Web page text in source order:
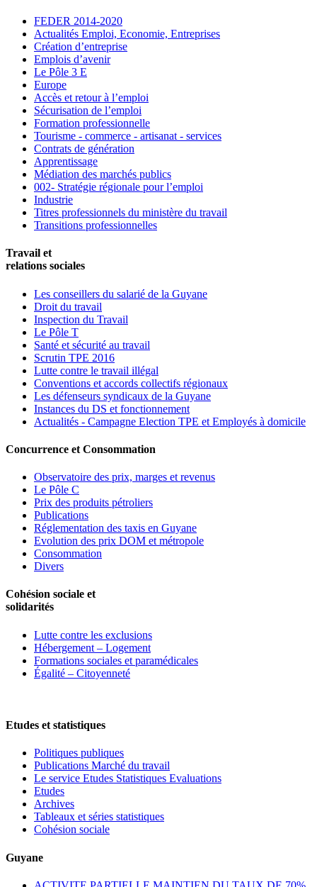
FEDER 2014-2020
Actualités Emploi, Economie, Entreprises
Création d’entreprise
Emplois d’avenir
Le Pôle 3 E
Europe
Accès et retour à l’emploi
Sécurisation de l’emploi
Formation professionnelle
Tourisme - commerce - artisanat - services
Contrats de génération
Apprentissage
Médiation des marchés publics
002- Stratégie régionale pour l’emploi
Industrie
Titres professionnels du ministère du travail
Transitions professionnelles
Travail et
relations sociales
Les conseillers du salarié de la Guyane
Droit du travail
Inspection du Travail
Le Pôle T
Santé et sécurité au travail
Scrutin TPE 2016
Lutte contre le travail illégal
Conventions et accords collectifs régionaux
Les défenseurs syndicaux de la Guyane
Instances du DS et fonctionnement
Actualités - Campagne Election TPE et Employés à domicile
Concurrence et Consommation
Observatoire des prix, marges et revenus
Le Pôle C
Prix des produits pétroliers
Publications
Réglementation des taxis en Guyane
Evolution des prix DOM et métropole
Consommation
Divers
Cohésion sociale et
solidarités
Lutte contre les exclusions
Hébergement – Logement
Formations sociales et paramédicales
Égalité – Citoyenneté
Etudes et statistiques
Politiques publiques
Publications Marché du travail
Le service Etudes Statistiques Evaluations
Etudes
Archives
Tableaux et séries statistiques
Cohésion sociale
Guyane